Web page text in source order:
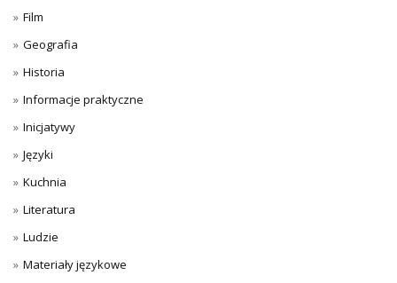
Film
Geografia
Historia
Informacje praktyczne
Inicjatywy
Języki
Kuchnia
Literatura
Ludzie
Materiały językowe